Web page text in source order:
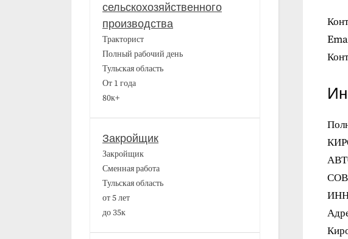
сельскохозяйственного
производства
Тракторист
Полный рабочий день
Тульская область
От 1 года
80к+
Закройщик
Закройщик
Сменная работа
Тульская область
от 5 лет
до 35к